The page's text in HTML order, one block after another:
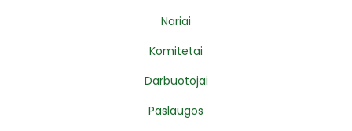
Nariai
Komitetai
Darbuotojai
Paslaugos